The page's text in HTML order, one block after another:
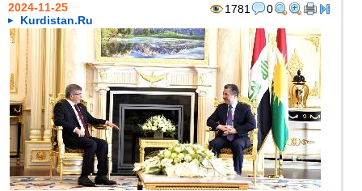
1781 0
2024-11-25
Kurdistan.Ru